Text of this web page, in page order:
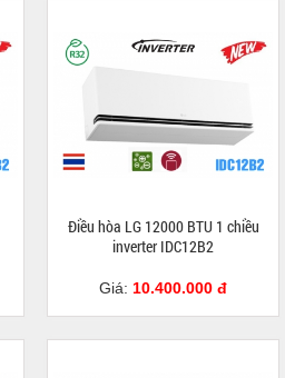
Điều hòa LG 12000 BTU 1 chiều
inverter IDC12B2
Giá: 10.400.000 đ